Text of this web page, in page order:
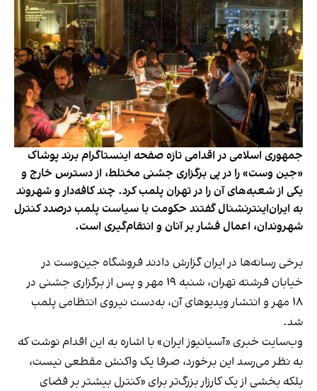
جمهوری اسلامی در اقدامی تازه صفحه اینستاگرام برند پوشاک
«جین وست» را در پی برگزاری جشنی مختلط، از دسترس خارج و
یکی از شعبه‌های آن را در تهران پلمب کرد. چند کافه‌‌دار و شهروند
به ایران‌اینترنشنال گفتند حکومت با سیاست پلمب درصدد کنترل
شهروندان، اعمال فشار بر آنان و انتقام‌گیری است.
برخی رسانه‌ها در ایران گزارش دادند فروشگاه جین‌وست در
خیابان فرشته تهران، شنبه ۱۹ مهر و پس از برگزاری جشنی در
۱۸ مهر و انتشار ویدیوهای آن، به‌دست نیروی انتظامی پلمب
شد.
وب‌سایت خبری «آسیانیوز ایران» با اشاره به این اقدام نوشت که
به نظر می‌رسد این برخورد، صرفا یک واکنش مقطعی نیست،
بلکه بخشی از یک کارزار بزرگ‌تر برای «کنترل بیشتر بر فضای